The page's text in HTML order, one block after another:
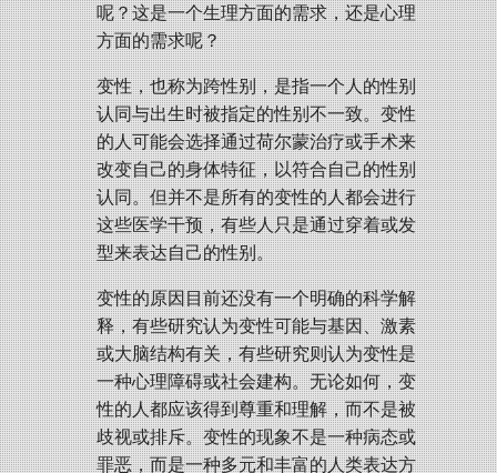
呢？这是一个生理方面的需求，还是心理
方面的需求呢？
变性，也称为跨性别，是指一个人的性别
认同与出生时被指定的性别不一致。变性
的人可能会选择通过荷尔蒙治疗或手术来
改变自己的身体特征，以符合自己的性别
认同。但并不是所有的变性的人都会进行
这些医学干预，有些人只是通过穿着或发
型来表达自己的性别。
变性的原因目前还没有一个明确的科学解
释，有些研究认为变性可能与基因、激素
或大脑结构有关，有些研究则认为变性是
一种心理障碍或社会建构。无论如何，变
性的人都应该得到尊重和理解，而不是被
歧视或排斥。变性的现象不是一种病态或
罪恶，而是一种多元和丰富的人类表达方